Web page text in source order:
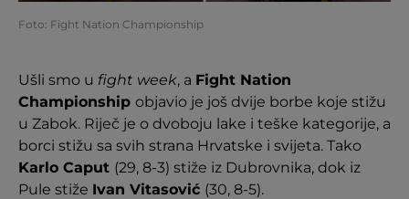
Foto: Fight Nation Championship
Ušli smo u fight week, a Fight Nation
Championship objavio je još dvije borbe koje stižu
u Zabok. Riječ je o dvoboju lake i teške kategorije, a
borci stižu sa svih strana Hrvatske i svijeta. Tako
Karlo Caput (29, 8-3) stiže iz Dubrovnika, dok iz
Pule stiže Ivan Vitasović (30, 8-5).